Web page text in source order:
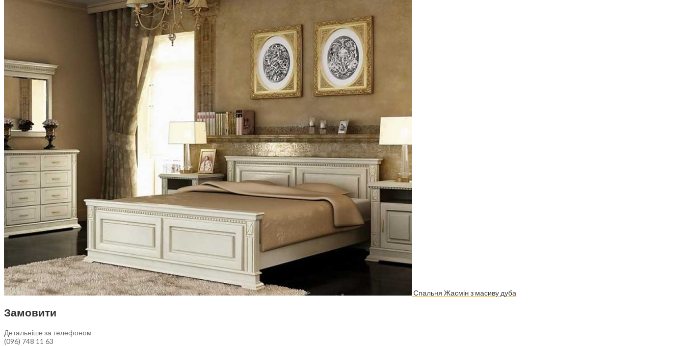
Спальня Жасмін з масиву дуба
Замовити
Детальніше за телефоном
(096) 748 11 63